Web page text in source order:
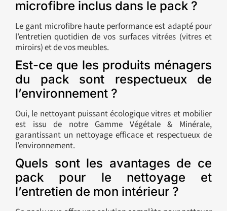
microfibre inclus dans le pack ?
Le gant microfibre haute performance est adapté pour
l’entretien quotidien de vos surfaces vitrées (vitres et
miroirs) et de vos meubles.
Est-ce que les produits ménagers
du pack sont respectueux de
l’environnement ?
Oui, le nettoyant puissant écologique vitres et mobilier
est issu de notre Gamme Végétale & Minérale,
garantissant un nettoyage efficace et respectueux de
l’environnement.
Quels sont les avantages de ce
pack pour le nettoyage et
l’entretien de mon intérieur ?